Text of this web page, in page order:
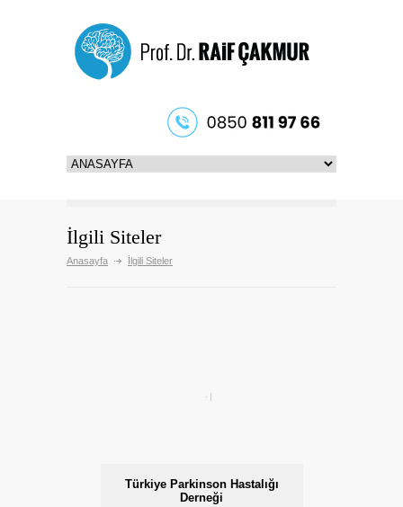
İlgili Siteler
Anasayfa İlgili Siteler
Türkiye Parkinson Hastalığı
Derneği